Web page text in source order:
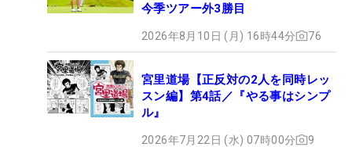
今季ツアー外3勝目
2026年8月10日 (月) 16時44分 76
宮里道場【正反対の2人を同時レッ
スン編】第4話／『やる事はシンプ
ル』
2026年7月22日 (水) 07時00分 9